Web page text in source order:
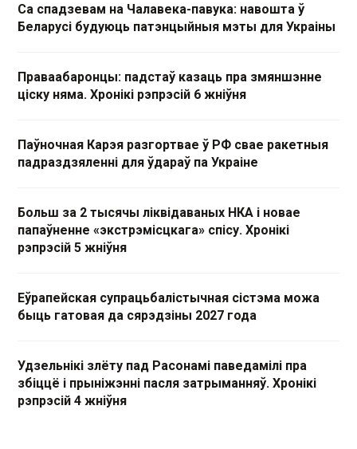
Са спадзевам на Чалавека-павука: навошта ў
Беларусі будуюць патэнцыйныя мэты для Украіны
Праваабаронцы: падстаў казаць пра змяншэнне
ціску няма. Хронікі рэпрэсій 6 жніўня
Паўночная Карэя разгортвае ў РФ свае ракетныя
падраздзяленні для ўдараў па Украіне
Больш за 2 тысячы ліквідаваных НКА і новае
папаўненне «экстрэмісцкага» спісу. Хронікі
рэпрэсій 5 жніўня
Еўрапейская супрацьбалістычная сістэма можа
быць гатовая да сярэдзіны 2027 года
Удзельнікі злёту пад Расонамі паведамілі пра
збіццё і прыніжэнні пасля затрыманняў. Хронікі
рэпрэсій 4 жніўня